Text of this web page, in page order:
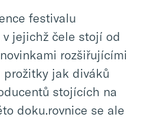
festivalu
jejichž čele stojí od
rozšiřujícími
prožitky jak diváků
stojících na
doku.rovnice se ale